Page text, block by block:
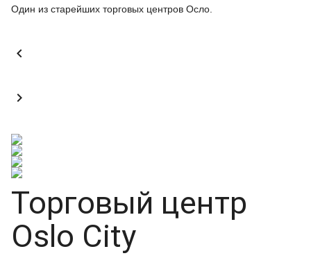
Один из старейших торговых центров Осло.


Торговый центр
Oslo City